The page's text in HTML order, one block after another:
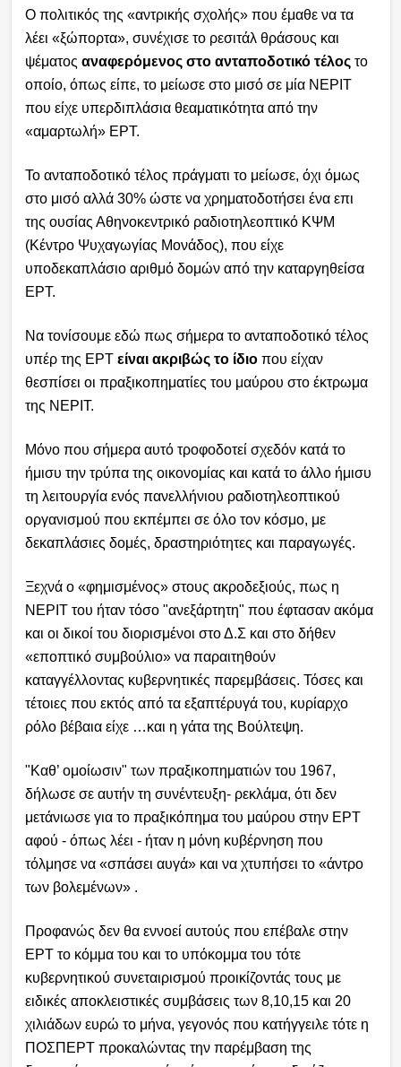
Ο πολιτικός της «αντρικής σχολής» που έμαθε να τα
λέει «ξώπορτα», συνέχισε το ρεσιτάλ θράσους και
ψέματος αναφερόμενος στο ανταποδοτικό τέλοςτο
οποίο, όπως είπε, το μείωσε στο μισό σε μία ΝΕΡΙΤ
που είχε υπερδιπλάσια θεαματικότητα από την
«αμαρτωλή» ΕΡΤ.
Το ανταποδοτικό τέλος πράγματι το μείωσε, όχι όμως
στο μισό αλλά 30% ώστε να χρηματοδοτήσει ένα επι
της ουσίας Αθηνοκεντρικό ραδιοτηλεοπτικό ΚΨΜ
(Κέντρο Ψυχαγωγίας Μονάδος), που είχε
υποδεκαπλάσιο αριθμό δομών από την καταργηθείσα
ΕΡΤ.
Να τονίσουμε εδώ πως σήμερα το ανταποδοτικό τέλος
υπέρ της ΕΡΤ είναι ακριβώς το ίδιοπου είχαν
θεσπίσει οι πραξικοπηματίες του μαύρου στο έκτρωμα
της ΝΕΡΙΤ.
Μόνο που σήμερα αυτό τροφοδοτεί σχεδόν κατά το
ήμισυ την τρύπα της οικονομίας και κατά το άλλο ήμισυ
τη λειτουργία ενός πανελλήνιου ραδιοτηλεοπτικού
οργανισμού που εκπέμπει σε όλο τον κόσμο, με
δεκαπλάσιες δομές, δραστηριότητες και παραγωγές.
Ξεχνά ο «φημισμένος» στους ακροδεξιούς, πως η
ΝΕΡΙΤ του ήταν τόσο "ανεξάρτητη" που έφτασαν ακόμα
και οι δικοί του διορισμένοι στο Δ.Σ και στο δήθεν
«εποπτικό συμβούλιο» να παραιτηθούν
καταγγέλλοντας κυβερνητικές παρεμβάσεις. Τόσες και
τέτοιες που εκτός από τα εξαπτέρυγά του, κυρίαρχο
ρόλο βέβαια είχε …και η γάτα της Βούλτεψη.
"Καθ’ ομοίωσιν" των πραξικοπηματιών του 1967,
δήλωσε σε αυτήν τη συνέντευξη- ρεκλάμα, ότι δεν
μετάνιωσε για το πραξικόπημα του μαύρου στην ΕΡΤ
αφού - όπως λέει - ήταν η μόνη κυβέρνηση που
τόλμησε να «σπάσει αυγά» και να χτυπήσει το «άντρο
των βολεμένων» .
Προφανώς δεν θα εννοεί αυτούς που επέβαλε στην
ΕΡΤ το κόμμα του και το υπόκομμα του τότε
κυβερνητικού συνεταιρισμού προικίζοντάς τους με
ειδικές αποκλειστικές συμβάσεις των 8,10,15 και 20
χιλιάδων ευρώ το μήνα, γεγονός που κατήγγειλε τότε η
ΠΟΣΠΕΡΤ προκαλώντας την παρέμβαση της